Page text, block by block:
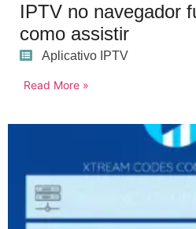
IPTV no navegador
como assistir
Aplicativo IPTV
Read More »